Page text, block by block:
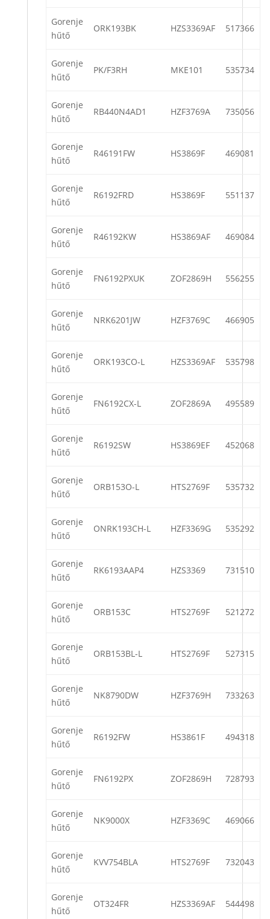
Gorenje
hűtő
ORK193BK HZS3369AF 517366
Gorenje
hűtő
PK/F3RH MKE101 535734
Gorenje
hűtő
RB440N4AD1 HZF3769A 735056
Gorenje
hűtő
R46191FW HS3869F 469081
Gorenje
hűtő
R6192FRD HS3869F 551137
Gorenje
hűtő
R46192KW HS3869AF 469084
Gorenje
hűtő
FN6192PXUK ZOF2869H 556255
Gorenje
hűtő
NRK6201JW HZF3769C 466905
Gorenje
hűtő
ORK193CO-L HZS3369AF 535798
Gorenje
hűtő
FN6192CX-L ZOF2869A 495589
Gorenje
hűtő
R6192SW HS3869EF 452068
Gorenje
hűtő
ORB153O-L HTS2769F 535732
Gorenje
hűtő
ONRK193CH-L HZF3369G 535292
Gorenje
hűtő
RK6193AAP4 HZS3369 731510
Gorenje
hűtő
ORB153C HTS2769F 521272
Gorenje
hűtő
ORB153BL-L HTS2769F 527315
Gorenje
hűtő
NK8790DW HZF3769H 733263
Gorenje
hűtő
R6192FW HS3861F 494318
Gorenje
hűtő
FN6192PX ZOF2869H 728793
Gorenje
hűtő
NK9000X HZF3369C 469066
Gorenje
hűtő
KVV754BLA HTS2769F 732043
Gorenje
hűtő
OT324FR HZS3369AF 544498